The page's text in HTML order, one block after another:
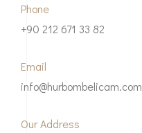
Phone
+90 212 671 33 82
Email
info@hurbombelicam.com
Our Address